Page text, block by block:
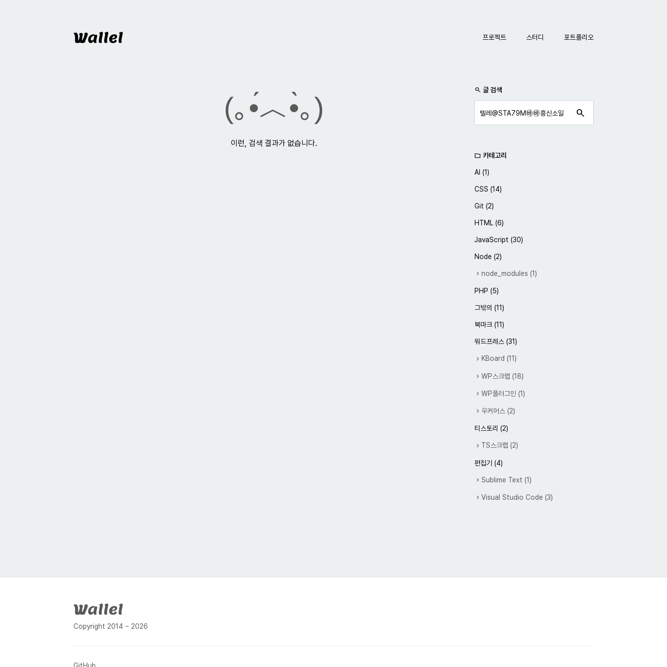
Wallel 네비게이션
프로젝트 스터디 포트폴리오
(｡•́︿•̀｡)
이런, 검색 결과가 없습니다.
사이드바
search 글 검색
search
folder 카테고리
AI (1)
CSS (14)
Git (2)
HTML (6)
JavaScript (30)
Node (2)
node_modules (1)
PHP (5)
그밖의 (11)
북마크 (11)
워드프레스 (31)
KBoard (11)
WP스크랩 (18)
WP플러그인 (1)
우커머스 (2)
티스토리 (2)
TS스크랩 (2)
편집기 (4)
Sublime Text (1)
Visual Studio Code (3)
Copyright 2014 ~ 2026